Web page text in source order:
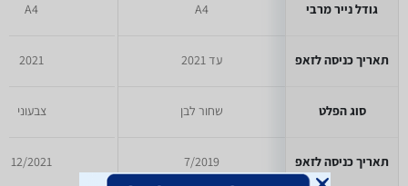
גודל נייר מרבי
תאריך כניסה לזאפ
סוג הפלט
תאריך כניסה לזאפ
A4
עד 2021
שחור לבן
7/2019
A4
2021
צבעוני
12/2021